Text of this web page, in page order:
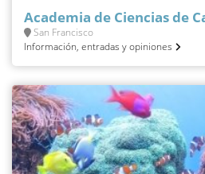
Academia de Ciencias de
San Francisco
Información, entradas y opiniones